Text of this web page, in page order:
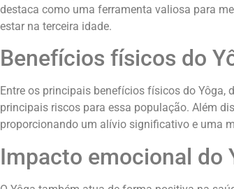
destaca como uma ferramenta valiosa para
estar na terceira idade.
Benefícios físicos do
Entre os principais benefícios físicos do
principais riscos para essa população. Além
proporcionando um alívio significativo e uma
Impacto emocional do